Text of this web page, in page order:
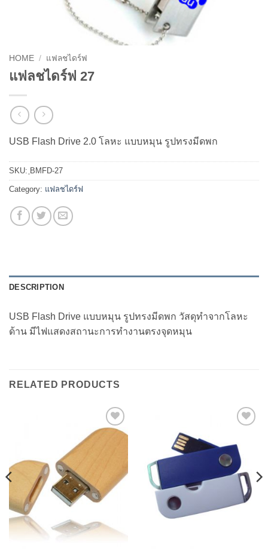
HOME / แฟลชไดร์ฟ
แฟลชไดร์ฟ 27
USB Flash Drive 2.0 โลหะ แบบหมุน รูปทรงมีดพก
SKU: ฺBMFD-27
Category: แฟลชไดร์ฟ
DESCRIPTION
USB Flash Drive แบบหมุน รูปทรงมีดพก วัสดุทำจากโลหะ
ด้าน มีไฟแสดงสถานะการทำงานตรงจุดหมุน
RELATED PRODUCTS
Wishlist